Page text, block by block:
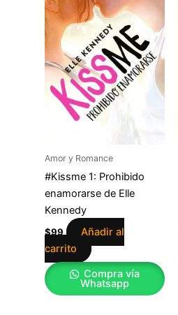
Amor y Romance
#Kissme 1: Prohibido
enamorarse de Elle
Kennedy
$99
Añadir al
carrito
Compra vía
Whatsapp